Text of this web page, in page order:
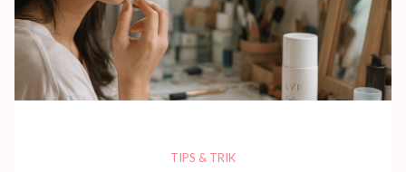
TIPS & TRIK